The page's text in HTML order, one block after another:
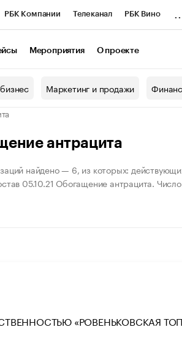
РБК Компании Телеканал РБК Вино
Мероприятия О проекте
Маркетинг и продажи
антрацита
найдено — 6, из которых:
05.10.21 Обогащение антрацита.
«РОВЕНЬКОВСКАЯ